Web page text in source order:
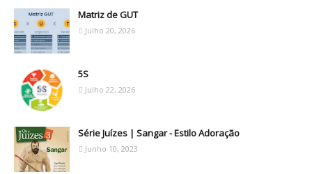
Matriz de GUT
Julho 20, 2026
5S
Julho 22, 2026
Série Juízes | Sangar - Estilo Adoração
Junho 10, 2023